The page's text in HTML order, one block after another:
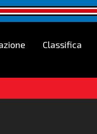
Classifica